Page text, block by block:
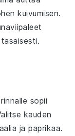
kuivumisen.
sopii
kauden
japaprikaa.